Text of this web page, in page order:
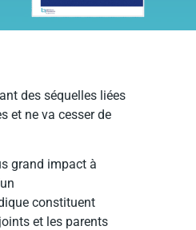
des séquelles liées
et ne va cesser de
grand impact à
constituent
et les parents